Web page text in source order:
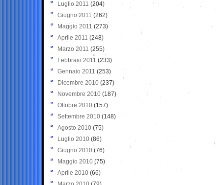
Luglio 2011 (204)
Giugno 2011 (262)
Maggio 2011 (273)
Aprile 2011 (248)
Marzo 2011 (255)
Febbraio 2011 (233)
Gennaio 2011 (253)
Dicembre 2010 (237)
Novembre 2010 (187)
Ottobre 2010 (157)
Settembre 2010 (148)
Agosto 2010 (75)
Luglio 2010 (86)
Giugno 2010 (76)
Maggio 2010 (75)
Aprile 2010 (66)